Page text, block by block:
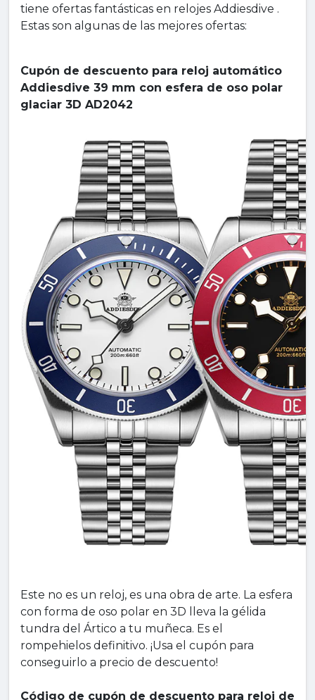
tiene ofertas fantásticas en relojes Addiesdive .
Estas son algunas de las mejores ofertas:
Cupón de descuento para reloj automático
Addiesdive 39 mm con esfera de oso polar
glaciar 3D AD2042
Este no es un reloj, es una obra de arte. La esfera
con forma de oso polar en 3D lleva la gélida
tundra del Ártico a tu muñeca. Es el
rompehielos definitivo. ¡Usa el cupón para
conseguirlo a precio de descuento!
Código de cupón de descuento para reloj de